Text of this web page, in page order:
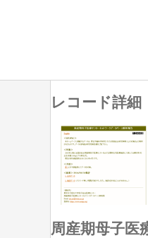
レコード詳細
周産期母子医